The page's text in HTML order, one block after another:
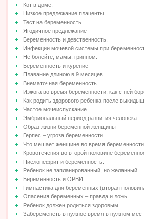
Кот в доме.
Низкое предлежание плаценты
Тест на беременность.
Ягодичное предлежание
Беременность и девственность.
Инфекции мочевой системы при
Не болейте, мамы, гриппом.
Беременность и курение
Плавание длиною в 9 месяцев.
Внематочная беременность.
Изжога во время беременности: как с ней
Как родить здорового ребенка после
Частое мочеиспускание.
Эмбриональный период развития человека.
Образ жизни беременной женщины
Герпес – угроза беременности.
Что мешает женщине во время
Кровотечения во второй половине
Пиелонефрит и беременность.
Ребенок не запланированный, но желанный...
Беременность и ОРВИ.
Гимнастика для беременных (вторая
Опасения беременных – правда и ложь.
Ребенок должен родиться здоровым.
Забеременеть в нужное время в нужном